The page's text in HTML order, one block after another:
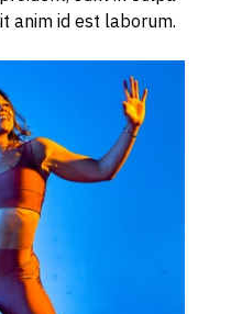
anim id est laborum.